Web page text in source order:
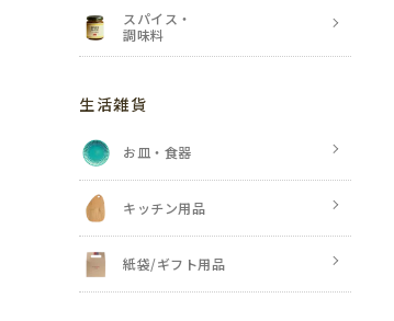
スパイス・
調味料
生活雑貨
お皿・食器
キッチン用品
紙袋/ギフト用品